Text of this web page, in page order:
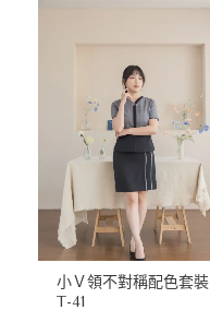
小Ｖ領不對稱配色套裝
T-41